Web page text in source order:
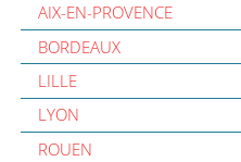
AIX-EN-PROVENCE
BORDEAUX
LILLE
LYON
ROUEN